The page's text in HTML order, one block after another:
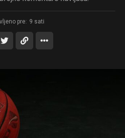
pre: 9 sati